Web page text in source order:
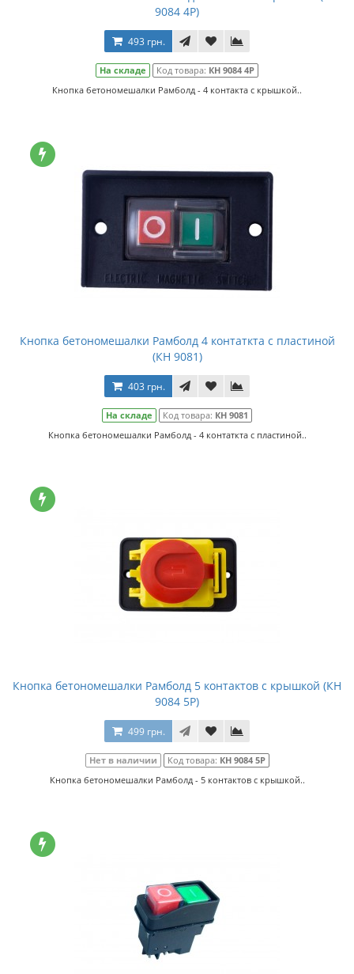
9084 4Р)
493 грн.
На складе Код товара: КН 9084 4Р
Кнопка бетономешалки Рамболд - 4 контакта с крышкой..
Кнопка бетономешалки Рамболд 4 контаткта с пластиной
(КН 9081)
403 грн.
На складе Код товара: КН 9081
Кнопка бетономешалки Рамболд - 4 контаткта с пластиной..
Кнопка бетономешалки Рамболд 5 контактов с крышкой (КН
9084 5Р)
499 грн.
Нет в наличии Код товара: КН 9084 5Р
Кнопка бетономешалки Рамболд - 5 контактов с крышкой..